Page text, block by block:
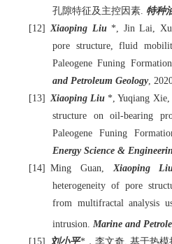
孔隙特征及主控因素. 特种
[12]
Xiaoping Liu*, Jin Lai,
pore structure, fluid
Paleogene Funing
and Petroleum Geology,
[13]
Xiaoping Liu*, Yuqiang
structure on oil-bearing
Paleogene Funing
Energy Science &
[14]
Ming Guan,Xiaoping
heterogeneity of pore
from multifractal analysis
intrusion. Marine and
[15]
刘小平*，李文奇. 基于热模